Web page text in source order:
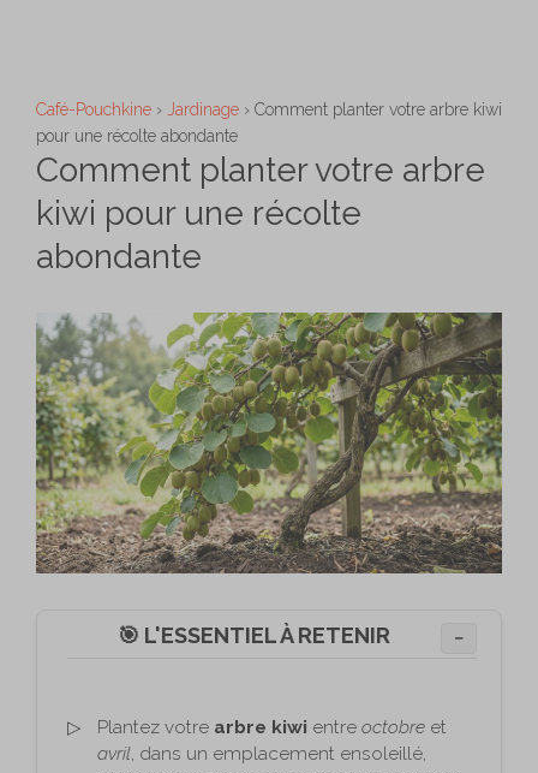
Café-Pouchkine › Jardinage › Comment planter votre arbre kiwi
pour une récolte abondante
Comment planter votre arbre
kiwi pour une récolte
abondante
🎯 L'ESSENTIEL À RETENIR −
Plantez votre arbre kiwi entre octobreet
avril, dans un emplacement ensoleillé,